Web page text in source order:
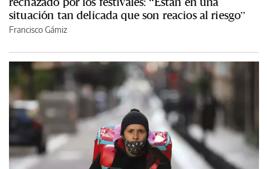
situación tan delicada que son reacios al riesgo”
Francisco Gámiz